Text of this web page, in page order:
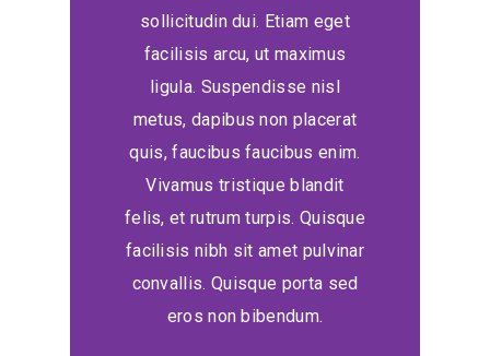
sollicitudin dui. Etiam eget
facilisis arcu, ut maximus
ligula. Suspendisse nisl
metus, dapibus non placerat
quis, faucibus faucibus enim.
Vivamus tristique blandit
felis, et rutrum turpis. Quisque
facilisis nibh sit amet pulvinar
convallis. Quisque porta sed
eros non bibendum.